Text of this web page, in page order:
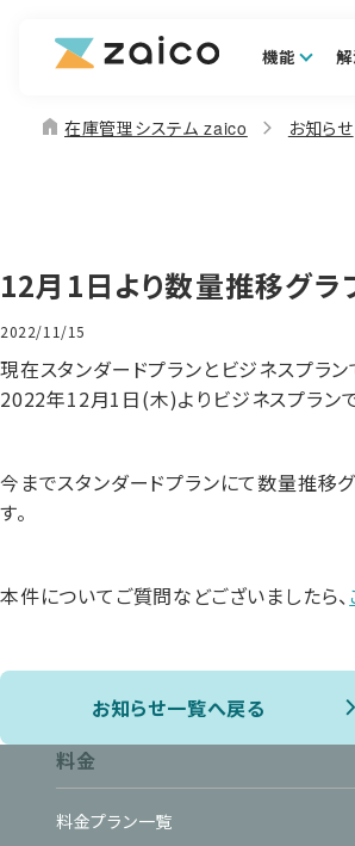
機能
home 在庫管理システム zaico お知らせ
12月1日より数量推移グラ
2022/11/15
現在スタンダードプランとビジネスプラ
2022年12月1日(木)よりビジネスプラン
今までスタンダードプランにて数量推移
す。
本件についてご質問などございましたら、
お知らせ一覧へ戻る
料金
料金プラン一覧